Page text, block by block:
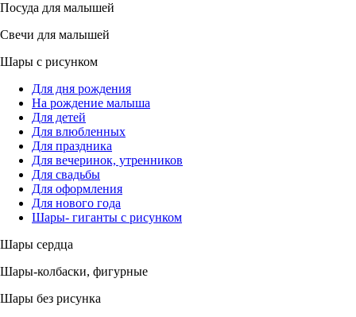
Посуда для малышей
Свечи для малышей
Шары с рисунком
Для дня рождения
На рождение малыша
Для детей
Для влюбленных
Для праздника
Для вечеринок, утренников
Для свадьбы
Для оформления
Для нового года
Шары- гиганты с рисунком
Шары сердца
Шары-колбаски, фигурные
Шары без рисунка